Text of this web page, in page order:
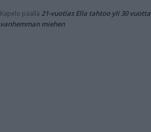
Kapelo päällä 21-vuotias Ella tahtoo yli 30 vuotta
vanhemman miehen